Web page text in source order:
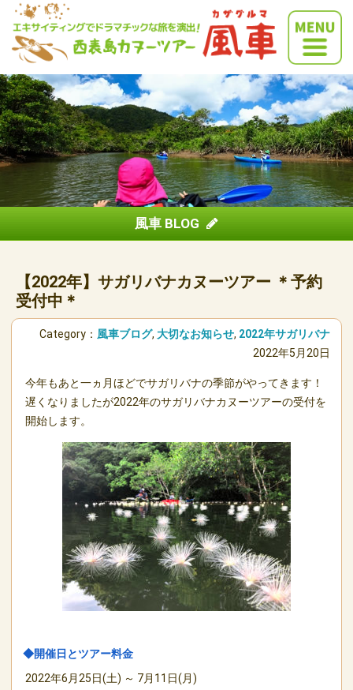
風車 BLOG
【2022年】サガリバナカヌーツアー ＊予約
受付中＊
Category： 風車ブログ, 大切なお知らせ, 2022年サガリバナ
2022年5月20日
今年もあと一ヵ月ほどでサガリバナの季節がやってきます！
遅くなりましたが2022年のサガリバナカヌーツアーの受付を
開始します。
◆開催日とツアー料金
2022年6月25日(土) ～ 7月11日(月)